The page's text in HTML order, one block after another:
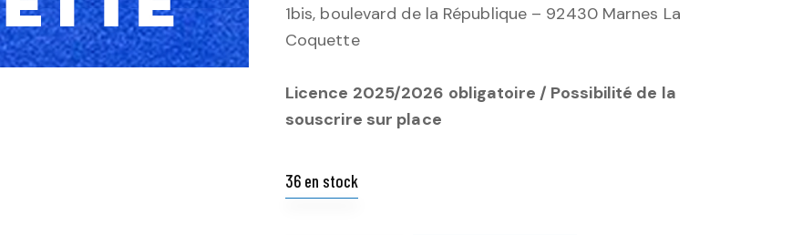
1bis, boulevard de la République – 92430 Marnes La
Coquette
Licence 2025/2026 obligatoire / Possibilité de la
souscrire sur place
36 en stock